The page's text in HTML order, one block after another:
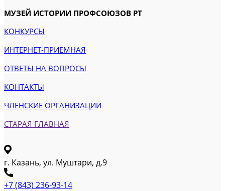
МУЗЕЙ ИСТОРИИ ПРОФСОЮЗОВ РТ
КОНКУРСЫ
ИНТЕРНЕТ-ПРИЕМНАЯ
ОТВЕТЫ НА ВОПРОСЫ
КОНТАКТЫ
ЧЛЕНСКИЕ ОРГАНИЗАЦИИ
СТАРАЯ ГЛАВНАЯ
г. Казань, ул. Муштари, д.9
+7 (843) 236-93-14